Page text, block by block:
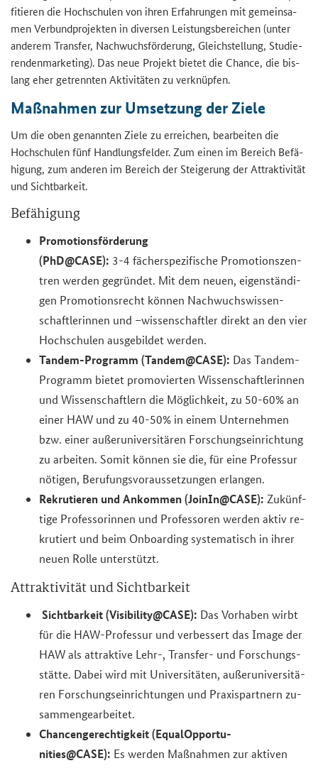
fi­tie­ren die Hoch­schu­len von ihren Er­fah­run­gen mit ge­mein­sa­
men Ver­bund­pro­jek­ten in di­ver­sen Leis­tungs­be­rei­chen (unter
an­de­rem Trans­fer, Nach­wuchs­för­de­rung, Gleich­stel­lung, Stu­die­
ren­den­mar­ke­ting). Das neue Pro­jekt bie­tet die Chan­ce, die bis­
lang eher ge­trenn­ten Ak­ti­vi­tä­ten zu ver­knüp­fen.
Maß­nah­men zur Um­set­zung der Ziele
Um die oben ge­nann­ten Ziele zu er­rei­chen, be­ar­bei­ten die
Hoch­schu­len fünf Hand­lungs­fel­der. Zum einen im Be­reich Be­fä­
hi­gung, zum an­de­ren im Be­reich der Stei­ge­rung der At­trak­ti­vi­tät
und Sicht­bar­keit.
Be­fä­hi­gung
Pro­mo­ti­ons­för­de­rung
(PhD@CASE): 3-4 fä­cher­spe­zi­fi­sche Pro­mo­ti­ons­zen­
tren wer­den ge­grün­det. Mit dem neuen, ei­gen­stän­di­
gen Pro­mo­ti­ons­recht kön­nen Nach­wuchs­wis­sen­
schaft­le­rin­nen und –wis­sen­schaft­ler di­rekt an den vier
Hoch­schu­len aus­ge­bil­det wer­den.
Tandem-​Programm (Tan­dem@CASE): Das Tandem-​
Programm bie­tet pro­mo­vier­ten Wis­sen­schaft­le­rin­nen
und Wis­sen­schaft­lern die Mög­lich­keit, zu 50-60% an
einer HAW und zu 40-50% in einem Un­ter­neh­men
bzw. einer au­ßer­uni­ver­si­tä­ren For­schungs­ein­rich­tung
zu ar­bei­ten. Somit kön­nen sie die, für eine Pro­fes­sur
nö­ti­gen, Be­ru­fungs­vor­aus­set­zun­gen er­lan­gen.
Re­kru­tie­ren und An­kom­men (Joi­nIn@CASE): Zu­künf­
ti­ge Pro­fes­so­rin­nen und Pro­fes­so­ren wer­den aktiv re­
kru­tiert und beim On­boar­ding sys­te­ma­tisch in ihrer
neuen Rolle un­ter­stützt.
At­trak­ti­vi­tät und Sicht­bar­keit
Sicht­bar­keit (Vi­si­bi­li­ty@CASE): Das Vor­ha­ben wirbt
für die HAW-​Professur und ver­bes­sert das Image der
HAW als at­trak­ti­ve Lehr-, Transfer-​ und For­schungs­
stät­te. Dabei wird mit Uni­ver­si­tä­ten, au­ßer­uni­ver­si­tä­
ren For­schungs­ein­rich­tun­gen und Pra­xis­part­nern zu­
sam­men­ge­ar­bei­tet.
Chan­cen­ge­rech­tig­keit (Equa­l­Op­por­tu­
nities@CASE): Es wer­den Maß­nah­men zur ak­ti­ven